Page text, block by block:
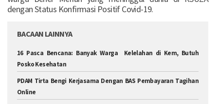
dengan Status Konfirmasi Positif Covid-19.
BACAAN LAINNYA
16 Pasca Bencana: Banyak Warga Kelelahan di Kem, Butuh
Posko Kesehatan‎
PDAM Tirta Bengi Kerjasama Dengan BAS Pembayaran Tagihan
Online